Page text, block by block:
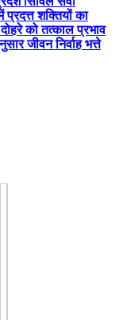
प्रदत्त शक्तियों का
को तत्काल प्रभाव
जीवन निर्वाह भत्ते